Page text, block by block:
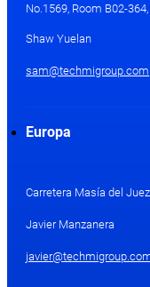
No.1569, Room B02-
Shaw Yuelan
sam@techmigroup.com
Europa
Carretera Masía del
Javier Manzanera